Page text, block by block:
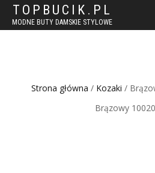
TOPBUCIK.PL
MODNE BUTY DAMSKIE STYLOWE
Strona główna / Kozaki /
Brązowy